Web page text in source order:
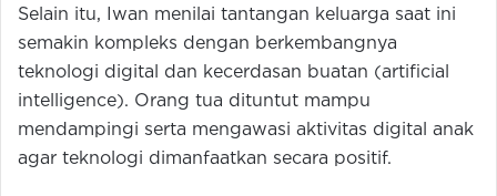
Selain itu, Iwan menilai tantangan keluarga saat ini
semakin kompleks dengan berkembangnya
teknologi digital dan kecerdasan buatan (artificial
intelligence). Orang tua dituntut mampu
mendampingi serta mengawasi aktivitas digital anak
agar teknologi dimanfaatkan secara positif.